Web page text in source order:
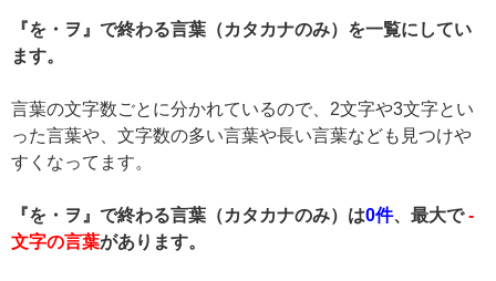
『を・ヲ』で終わる言葉（カタカナのみ）を一覧にしてい
ます。
言葉の文字数ごとに分かれているので、2文字や3文字とい
った言葉や、文字数の多い言葉や長い言葉なども見つけや
すくなってます。
『を・ヲ』で終わる言葉（カタカナのみ）は0件、最大で-
文字の言葉があります。